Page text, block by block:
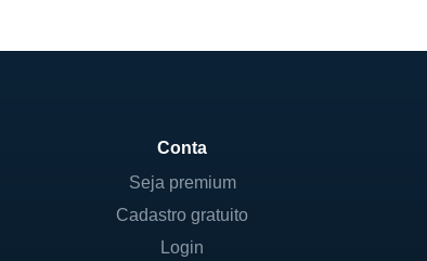
Conta
Seja premium
Cadastro gratuito
Login